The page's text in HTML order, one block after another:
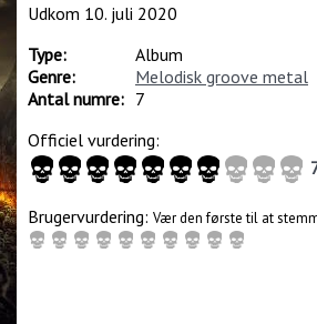
Udkom 10. juli 2020
Type:
Album
Genre:
Melodisk groove metal
Antal numre: 7
Officiel vurdering:
Brugervurdering: Vær den første til at